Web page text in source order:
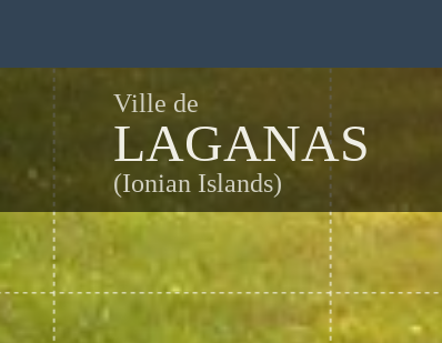
Ville de
LAGANAS
(Ionian Islands)